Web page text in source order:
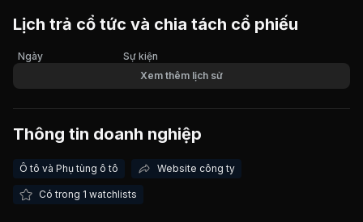
Giá trị giao dịch
Lịch trả cổ tức và chia tách cổ phiếu
Ngày
Sự kiện
Xem thêm lịch sử
Thông tin doanh nghiệp
Ô tô và Phụ tùng ô tô Website công ty
Có trong 1 watchlists